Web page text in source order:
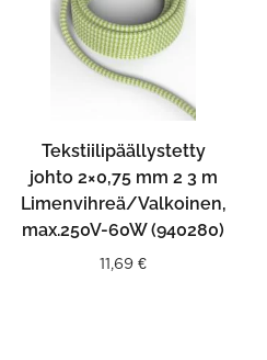
Tekstiilipäällystetty
johto 2×0,75 mm 2 3 m
Limenvihreä/Valkoinen,
max.250V-60W (940280)
11,69 €